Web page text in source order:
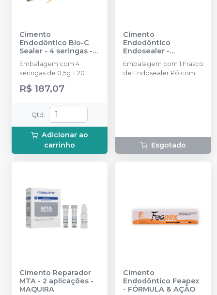
Cimento
Endodôntico Bio-C
Sealer - 4 seringas -
ANGELUS
Embalagem com 4
seringas de 0,5g + 20
pontas aplicadoras
R$ 187,07
Qtd :
Adicionar ao
carrinho
Cimento
Endodôntico
Endosealer -
MAQUIRA
Embalagem com 1 Frasco
de Endosealer Pó com
Esgotado
Cimento Reparador
MTA - 2 aplicações -
MAQUIRA
Cimento
Endodôntico Feapex
- FÓRMULA & AÇÃO